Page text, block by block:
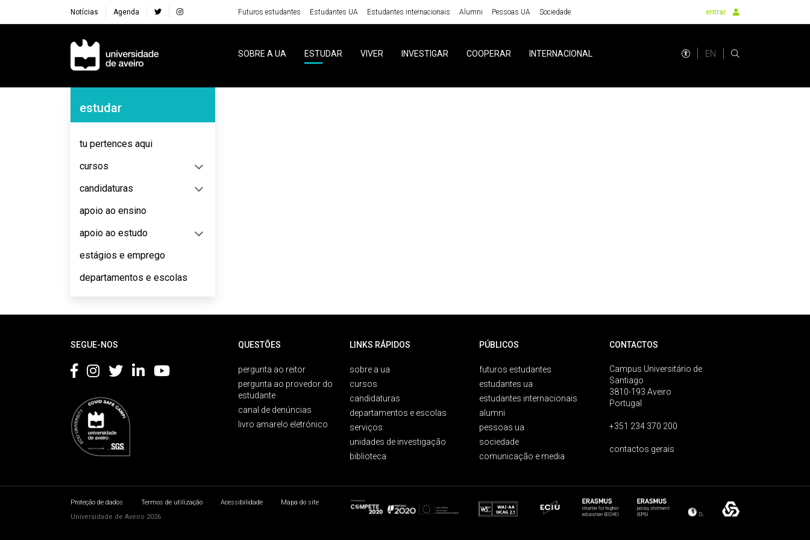
Notícias Agenda Futuros estudantes Estudantes UA Estudantes internacionais Alumni Pessoas UA Sociedade entrar
Navegação Principal
SOBRE A UA ESTUDAR VIVER INVESTIGAR COOPERAR INTERNACIONAL EN
Navegação Lateral
estudar
tu pertences aqui
cursos
candidaturas
apoio ao ensino
apoio ao estudo
estágios e emprego
departamentos e escolas
SEGUE-NOS QUESTÕES
pergunta ao reitor
pergunta ao provedor do
estudante
canal de denúncias
livro amarelo eletrónico
LINKS RÁPIDOS
sobre a ua
cursos
candidaturas
departamentos e escolas
serviços
unidades de investigação
biblioteca
PÚBLICOS
futuros estudantes
estudantes ua
estudantes internacionais
alumni
pessoas ua
sociedade
comunicação e media
CONTACTOS
Campus Universitário de
Santiago
3810-193 Aveiro
Portugal
+351 234 370 200
contactos gerais
Proteção de dados Termos de utilização Acessibilidade
Mapa do site
Universidade de Aveiro 2026